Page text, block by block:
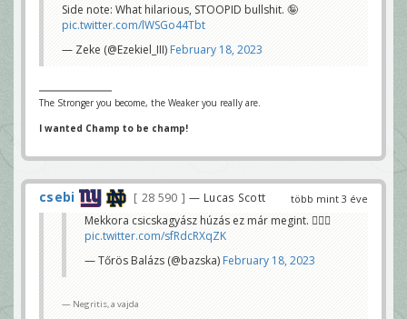
Side note: What hilarious, STOOPID bullshit. 🤪
pic.twitter.com/lWSGo44Tbt
— Zeke (@Ezekiel_III)February 18, 2023
The Stronger you become, the Weaker you really are.
I wanted Champ to be champ!
több mint 3 éve
csebi 28 590 — Lucas Scott
Mekkora csicskagyász húzás ez már megint. 🤦🏻‍♂️
pic.twitter.com/sfRdcRXqZK
— Tőrös Balázs (@bazska)February 18, 2023
Negritis, a vajda